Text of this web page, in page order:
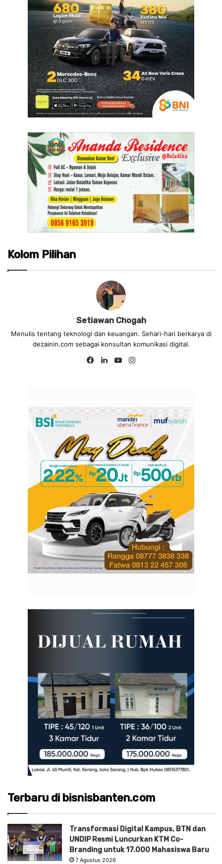
Kolom Pilihan
Setiawan Chogah
Menulis tentang teknologi dan keuangan. Sehari-hari berkarya di
dezainin.com sebagai konsultan komunikasi digital.
Fa
Lin
Yo
Terbaru di bisnisbanten.com
Transformasi Digital Kampus, BTN dan
UNDIP Resmi Luncurkan KTM Co-
Branding untuk 17.000 Mahasiswa Baru
7 Agustus 2026